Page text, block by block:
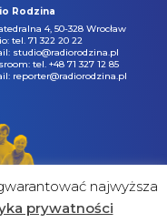
Rodzina
4, 50-328 Wrocław
tel. 71 322 20 22
studio@radiorodzina.pl
tel. +48 71 327 12 85
reporter@radiorodzina.pl
najwyższa
prywatności